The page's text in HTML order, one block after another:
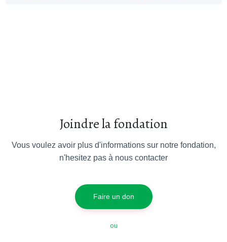
Joindre la fondation
Vous voulez avoir plus d'informations sur notre fondation,
n'hesitez pas à nous contacter
Faire un don
ou